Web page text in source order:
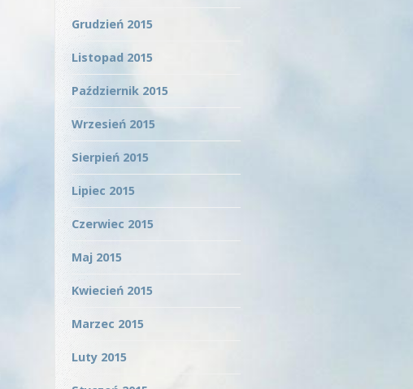
Grudzień 2015
Listopad 2015
Październik 2015
Wrzesień 2015
Sierpień 2015
Lipiec 2015
Czerwiec 2015
Maj 2015
Kwiecień 2015
Marzec 2015
Luty 2015